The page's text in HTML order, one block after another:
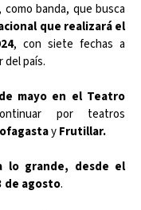
banda, que busca
que realizará el
, con siete fechas a
país.
mayo en el Teatro
por teatros
yFrutillar.
lo grande, desde el
de agosto.